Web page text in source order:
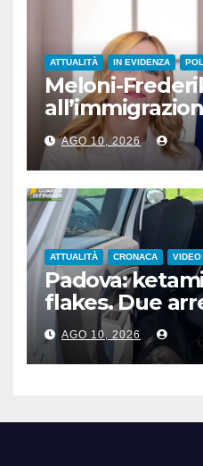
ATTUALITÀ IN EVIDENZA
Meloni-
di rimpatrio in
AGO 10, 2026
ATTUALITÀ CRONACA VIDEO
Padova:
flakes. Due
AGO 10, 2026